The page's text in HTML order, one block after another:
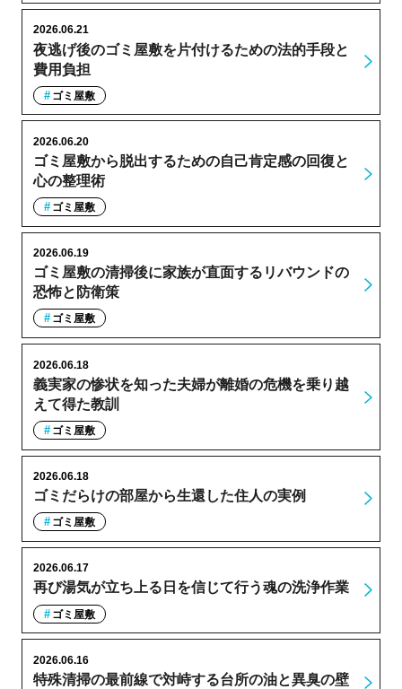
夜逃げ後のゴミ屋敷を片付けるための法的手段と
費用負担
2026.06.21
ゴミ屋敷
ゴミ屋敷から脱出するための自己肯定感の回復と
心の整理術
2026.06.20
ゴミ屋敷
ゴミ屋敷の清掃後に家族が直面するリバウンドの
恐怖と防衛策
2026.06.19
ゴミ屋敷
義実家の惨状を知った夫婦が離婚の危機を乗り越
えて得た教訓
2026.06.18
ゴミ屋敷
ゴミだらけの部屋から生還した住人の実例
2026.06.18
ゴミ屋敷
再び湯気が立ち上る日を信じて行う魂の洗浄作業
2026.06.17
ゴミ屋敷
特殊清掃の最前線で対峙する台所の油と異臭の壁
2026.06.16